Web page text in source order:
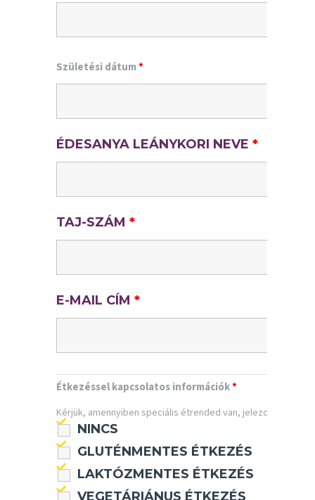
Születési dátum*
ÉDESANYA LEÁNYKORI NEVE*
TAJ-SZÁM*
E-MAIL CÍM*
Étkezéssel kapcsolatos információk*
NINCS
GLUTÉNMENTES ÉTKEZÉS
LAKTÓZMENTES ÉTKEZÉS
VEGETÁRIÁNUS ÉTKEZÉS
Kérjük, amennyiben speciális étrended van, jelezd számunkra!